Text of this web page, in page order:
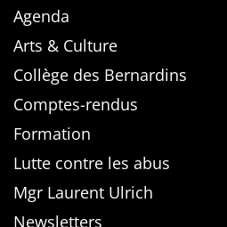
Agenda
Arts & Culture
Collège des Bernardins
Comptes-rendus
Formation
Lutte contre les abus
Mgr Laurent Ulrich
Newsletters